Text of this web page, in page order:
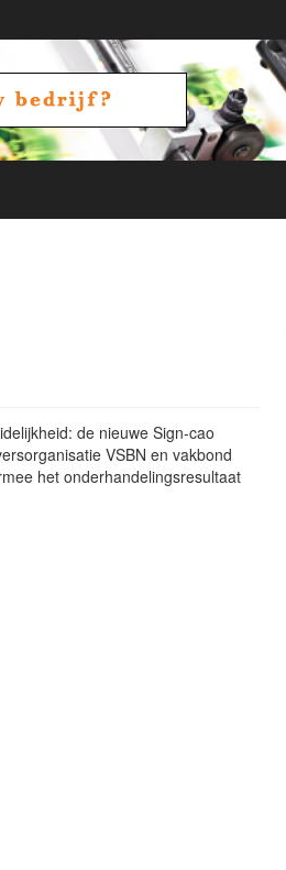
de nieuwe Sign-cao
VSBN en vakbond
het onderhandelingsresultaat